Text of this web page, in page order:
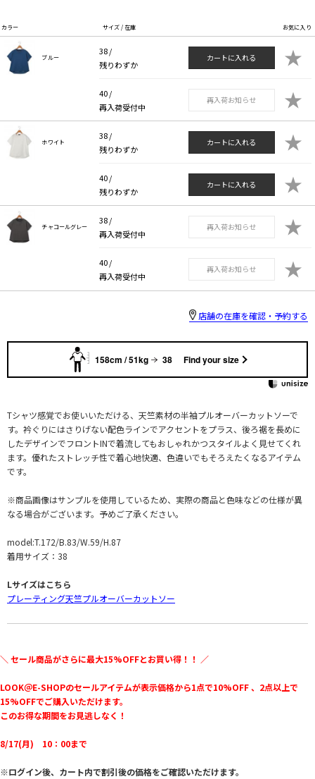
カラー サイズ / 在庫 お気に入り
ブルー
38 /
残りわずか
カートに入れる ★
40 /
再入荷受付中
再入荷お知らせ ★
ホワイト
38 /
残りわずか
カートに入れる ★
40 /
残りわずか
カートに入れる ★
チャコールグレー
38 /
再入荷受付中
再入荷お知らせ ★
40 /
再入荷受付中
再入荷お知らせ ★
店舗の在庫を確認・予約する
158cm / 51kg 38 Find your size
Tシャツ感覚でお使いいただける、天竺素材の半袖プルオーバーカットソーで
す。衿ぐりにはさりげない配色ラインでアクセントをプラス、後ろ裾を長めに
したデザインでフロントINで着流してもおしゃれかつスタイルよく見せてくれ
ます。優れたストレッチ性で着心地快適、色違いでもそろえたくなるアイテム
です。
※商品画像はサンプルを使用しているため、実際の商品と色味などの仕様が異
なる場合がございます。予めご了承ください。
model:T.172/B.83/W.59/H.87
着用サイズ：38
Lサイズはこちら
プレーティング天竺プルオーバーカットソー
＼ セール商品がさらに最大15%OFFとお買い得！！ ／
LOOK＠E-SHOPのセールアイテムが表示価格から1点で10%OFF 、2点以上で
15%OFFでご購入いただけます。
このお得な期間をお見逃しなく！
8/17(月) 10：00まで
※ログイン後、カート内で割引後の価格をご確認いただけます。